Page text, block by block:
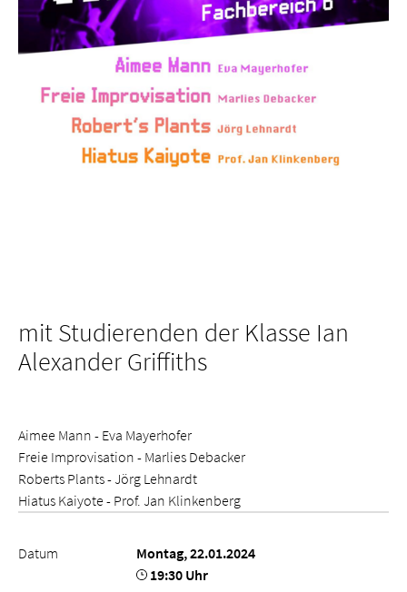
mit Studierenden der Klasse Ian
Alexander Griffiths
Aimee Mann - Eva Mayerhofer
Freie Improvisation - Marlies Debacker
Roberts Plants - Jörg Lehnardt
Hiatus Kaiyote - Prof. Jan Klinkenberg
Datum
Montag, 22.01.2024
19:30 Uhr